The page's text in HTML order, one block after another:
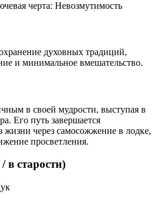
черта: Невозмутимость
духовных традиций,
и минимальное вмешательство.
в своей мудрости, выступая в
Его путь завершается
жизни через самосожжение в лодке,
просветления.
в старости)